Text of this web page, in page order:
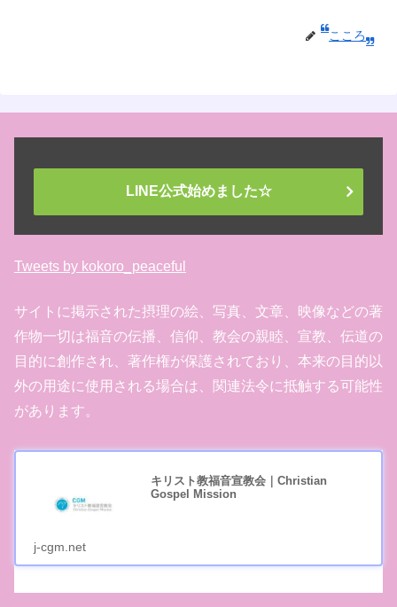
こころ
LINE公式始めました☆
Tweets by kokoro_peaceful
サイトに掲示された摂理の絵、写真、文章、映像などの著
作物一切は福音の伝播、信仰、教会の親睦、宣教、伝道の
目的に創作され、著作権が保護されており、本来の目的以
外の用途に使用される場合は、関連法令に抵触する可能性
があります。
キリスト教福音宣教会｜Christian
Gospel Mission
j-cgm.net